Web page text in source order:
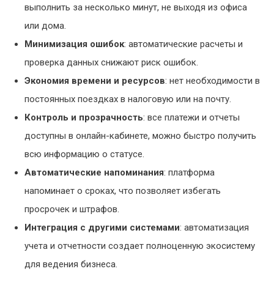
выполнить за несколько минут, не выходя из офиса
или дома.
Минимизация ошибок: автоматические расчеты и
проверка данных снижают риск ошибок.
Экономия времени и ресурсов: нет необходимости в
постоянных поездках в налоговую или на почту.
Контроль и прозрачность: все платежи и отчеты
доступны в онлайн-кабинете, можно быстро получить
всю информацию о статусе.
Автоматические напоминания: платформа
напоминает о сроках, что позволяет избегать
просрочек и штрафов.
Интеграция с другими системами: автоматизация
учета и отчетности создает полноценную экосистему
для ведения бизнеса.